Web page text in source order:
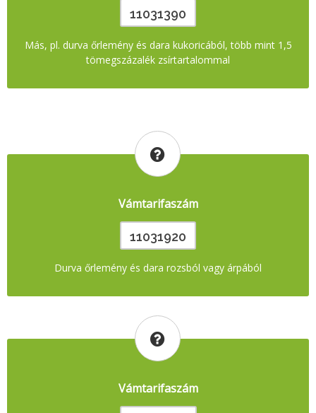
11031390
Más, pl. durva őrlemény és dara kukoricából, több mint 1,5
tömegszázalék zsírtartalommal
Vámtarifaszám
11031920
Durva őrlemény és dara rozsból vagy árpából
Vámtarifaszám